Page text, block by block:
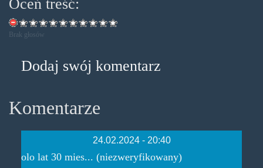
Oceń treść:
Brak głosów
Dodaj swój komentarz
Komentarze
24.02.2024 - 20:40
olo lat 30 mies... (niezweryfikowany)